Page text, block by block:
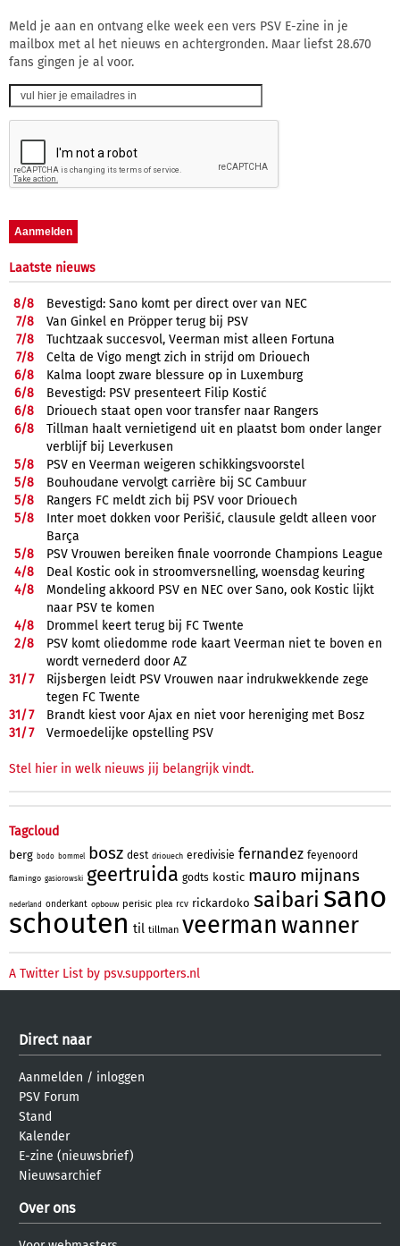
Meld je aan en ontvang elke week een vers PSV E-zine in je
mailbox met al het nieuws en achtergronden. Maar liefst 28.670
fans gingen je al voor.
Laatste nieuws
8/8
Bevestigd: Sano komt per direct over van NEC
7/8
Van Ginkel en Pröpper terug bij PSV
7/8
Tuchtzaak succesvol, Veerman mist alleen Fortuna
7/8
Celta de Vigo mengt zich in strijd om Driouech
6/8
Kalma loopt zware blessure op in Luxemburg
6/8
Bevestigd: PSV presenteert Filip Kostić
6/8
Driouech staat open voor transfer naar Rangers
6/8
Tillman haalt vernietigend uit en plaatst bom onder langer
verblijf bij Leverkusen
5/8
PSV en Veerman weigeren schikkingsvoorstel
5/8
Bouhoudane vervolgt carrière bij SC Cambuur
5/8
Rangers FC meldt zich bij PSV voor Driouech
5/8
Inter moet dokken voor Perišić, clausule geldt alleen voor
Barça
5/8
PSV Vrouwen bereiken finale voorronde Champions League
4/8
Deal Kostic ook in stroomversnelling, woensdag keuring
4/8
Mondeling akkoord PSV en NEC over Sano, ook Kostic lijkt
naar PSV te komen
4/8
Drommel keert terug bij FC Twente
2/8
PSV komt oliedomme rode kaart Veerman niet te boven en
wordt vernederd door AZ
31/7
Rijsbergen leidt PSV Vrouwen naar indrukwekkende zege
tegen FC Twente
31/7
Brandt kiest voor Ajax en niet voor hereniging met Bosz
31/7 Vermoedelijke opstelling PSV
Stel hier in welk nieuws jij belangrijk vindt.
Tagcloud
berg bodo bommel bosz dest driouech eredivisie fernandez feyenoord
flamingo gasiorowski geertruida godts kostic mauro mijnans
nederland onderkant opbouw perisic plea rcv rickardoko saibari sano
schouten til tillman veermanwanner
A Twitter List by psv.supporters.nl
Direct naar
Aanmelden / inloggen
PSV Forum
Stand
Kalender
E-zine (nieuwsbrief)
Nieuwsarchief
Over ons